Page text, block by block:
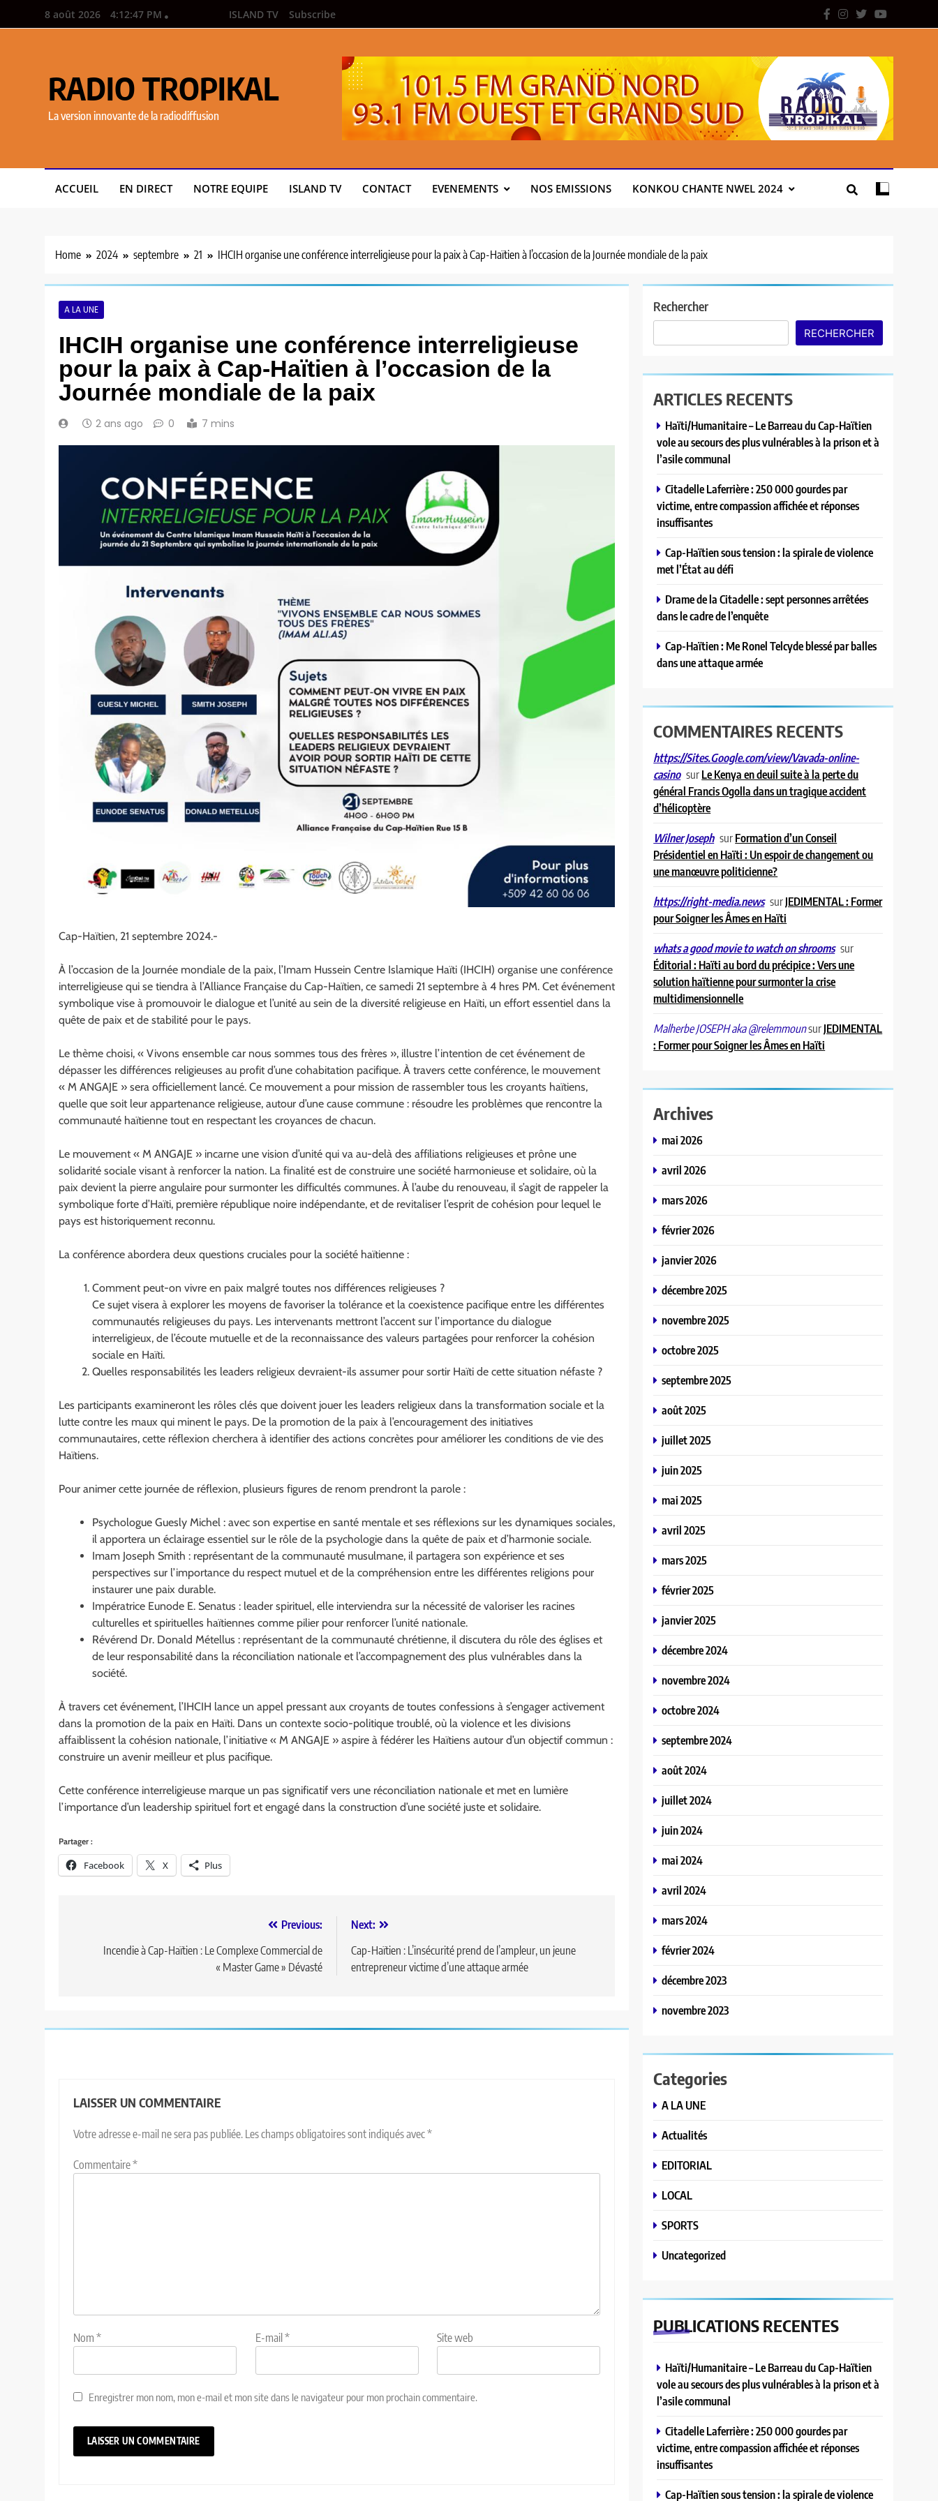
8 août 2026 4:12:48 PM ISLAND TV Subscribe
RADIO TROPIKAL
La version innovante de la radiodiffusion
ACCUEIL EN DIRECT NOTRE EQUIPE ISLAND TV CONTACT EVENEMENTS NOS EMISSIONS KONKOU CHANTE NWEL 2024
Home 2024 septembre 21 IHCIH organise une conférence interreligieuse pour la paix à Cap-Haïtien à l’occasion de la Journée mondiale de la paix
A LA UNE
IHCIH organise une conférence interreligieuse
pour la paix à Cap-Haïtien à l’occasion de la
Journée mondiale de la paix
2 ans ago 0 7 mins
Cap-Haïtien, 21 septembre 2024.-
À l’occasion de la Journée mondiale de la paix, l’Imam Hussein Centre Islamique Haïti (IHCIH) organise une conférence
interreligieuse qui se tiendra à l’Alliance Française du Cap-Haïtien, ce samedi 21 septembre à 4 hres PM. Cet événement
symbolique vise à promouvoir le dialogue et l’unité au sein de la diversité religieuse en Haïti, un effort essentiel dans la
quête de paix et de stabilité pour le pays.
Le thème choisi, « Vivons ensemble car nous sommes tous des frères », illustre l’intention de cet événement de
dépasser les différences religieuses au profit d’une cohabitation pacifique. À travers cette conférence, le mouvement
« M ANGAJE » sera officiellement lancé. Ce mouvement a pour mission de rassembler tous les croyants haïtiens,
quelle que soit leur appartenance religieuse, autour d’une cause commune : résoudre les problèmes que rencontre la
communauté haïtienne tout en respectant les croyances de chacun.
Le mouvement « M ANGAJE » incarne une vision d’unité qui va au-delà des affiliations religieuses et prône une
solidarité sociale visant à renforcer la nation. La finalité est de construire une société harmonieuse et solidaire, où la
paix devient la pierre angulaire pour surmonter les difficultés communes. À l’aube du renouveau, il s’agit de rappeler la
symbolique forte d’Haïti, première république noire indépendante, et de revitaliser l’esprit de cohésion pour lequel le
pays est historiquement reconnu.
La conférence abordera deux questions cruciales pour la société haïtienne :
Comment peut-on vivre en paix malgré toutes nos différences religieuses ?
Ce sujet visera à explorer les moyens de favoriser la tolérance et la coexistence pacifique entre les différentes
communautés religieuses du pays. Les intervenants mettront l’accent sur l’importance du dialogue
interreligieux, de l’écoute mutuelle et de la reconnaissance des valeurs partagées pour renforcer la cohésion
sociale en Haïti.
Quelles responsabilités les leaders religieux devraient-ils assumer pour sortir Haïti de cette situation néfaste ?
Les participants examineront les rôles clés que doivent jouer les leaders religieux dans la transformation sociale et la
lutte contre les maux qui minent le pays. De la promotion de la paix à l’encouragement des initiatives
communautaires, cette réflexion cherchera à identifier des actions concrètes pour améliorer les conditions de vie des
Haïtiens.
Pour animer cette journée de réflexion, plusieurs figures de renom prendront la parole :
Psychologue Guesly Michel : avec son expertise en santé mentale et ses réflexions sur les dynamiques sociales,
il apportera un éclairage essentiel sur le rôle de la psychologie dans la quête de paix et d’harmonie sociale.
Imam Joseph Smith : représentant de la communauté musulmane, il partagera son expérience et ses
perspectives sur l’importance du respect mutuel et de la compréhension entre les différentes religions pour
instaurer une paix durable.
Impératrice Eunode E. Senatus : leader spirituel, elle interviendra sur la nécessité de valoriser les racines
culturelles et spirituelles haïtiennes comme pilier pour renforcer l’unité nationale.
Révérend Dr. Donald Métellus : représentant de la communauté chrétienne, il discutera du rôle des églises et
de leur responsabilité dans la réconciliation nationale et l’accompagnement des plus vulnérables dans la
société.
À travers cet événement, l’IHCIH lance un appel pressant aux croyants de toutes confessions à s’engager activement
dans la promotion de la paix en Haïti. Dans un contexte socio-politique troublé, où la violence et les divisions
affaiblissent la cohésion nationale, l’initiative « M ANGAJE » aspire à fédérer les Haïtiens autour d’un objectif commun :
construire un avenir meilleur et plus pacifique.
Cette conférence interreligieuse marque un pas significatif vers une réconciliation nationale et met en lumière
l’importance d’un leadership spirituel fort et engagé dans la construction d’une société juste et solidaire.
Partager :
Facebook X Plus
Previous:
Incendie à Cap-Haïtien : Le Complexe Commercial de
« Master Game » Dévasté
Next:
Cap-Haïtien : L’insécurité prend de l’ampleur, un jeune
entrepreneur victime d’une attaque armée
LAISSER UN COMMENTAIRE
Votre adresse e-mail ne sera pas publiée. Les champs obligatoires sont indiqués avec*
Commentaire*
Nom * E-mail * Site web
Enregistrer mon nom, mon e-mail et mon site dans le navigateur pour mon prochain commentaire.
Rechercher
RECHERCHER
ARTICLES RECENTS
Haïti/Humanitaire – Le Barreau du Cap-Haïtien
vole au secours des plus vulnérables à la prison et à
l’asile communal
Citadelle Laferrière : 250 000 gourdes par
victime, entre compassion affichée et réponses
insuffisantes
Cap-Haïtien sous tension : la spirale de violence
met l’État au défi
Drame de la Citadelle : sept personnes arrêtées
dans le cadre de l’enquête
Cap-Haïtien : Me Ronel Telcyde blessé par balles
dans une attaque armée
COMMENTAIRES RECENTS
https://Sites.Google.com/view/Vavada-online-
casino surLe Kenya en deuil suite à la perte du
général Francis Ogolla dans un tragique accident
d’hélicoptère
Wilner Joseph surFormation d’un Conseil
Présidentiel en Haïti : Un espoir de changement ou
une manœuvre politicienne?
https://right-media.news surJEDIMENTAL : Former
pour Soigner les Âmes en Haïti
whats a good movie to watch on shrooms sur
Éditorial : Haïti au bord du précipice : Vers une
solution haïtienne pour surmonter la crise
multidimensionnelle
Malherbe JOSEPH aka @relemmounsurJEDIMENTAL
: Former pour Soigner les Âmes en Haïti
Archives
mai 2026
avril 2026
mars 2026
février 2026
janvier 2026
décembre 2025
novembre 2025
octobre 2025
septembre 2025
août 2025
juillet 2025
juin 2025
mai 2025
avril 2025
mars 2025
février 2025
janvier 2025
décembre 2024
novembre 2024
octobre 2024
septembre 2024
août 2024
juillet 2024
juin 2024
mai 2024
avril 2024
mars 2024
février 2024
décembre 2023
novembre 2023
Categories
A LA UNE
Actualités
EDITORIAL
LOCAL
SPORTS
Uncategorized
PUBLICATIONS RECENTES
Haïti/Humanitaire – Le Barreau du Cap-Haïtien
vole au secours des plus vulnérables à la prison et à
l’asile communal
Citadelle Laferrière : 250 000 gourdes par
victime, entre compassion affichée et réponses
insuffisantes
Cap-Haïtien sous tension : la spirale de violence